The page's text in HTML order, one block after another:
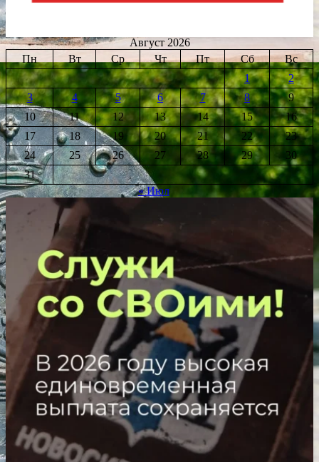
Август 2026
Пн
Вт Ср Чт Пт Сб
Вс
1
2
3
4 5 6 7 8
9
10
11 12 13 14 15
16
17
18 19 20 21 22
23
24
25 26 27 28 29
30
31
« Июл